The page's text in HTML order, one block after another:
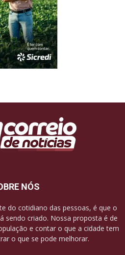
NÓS
do cotidiano das pessoas, é que o
sendo criado. Nossa proposta é de
e contar o que a cidade tem
o que se pode melhorar.